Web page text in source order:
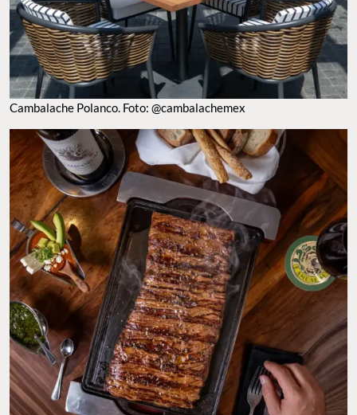
Cambalache Polanco. Foto: @cambalachemex